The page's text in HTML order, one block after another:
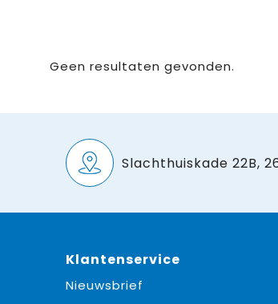
Geen resultaten gevonden.
Slachthuiskade 22B,
Klantenservice
Nieuwsbrief